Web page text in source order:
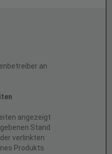
an
angezeigt
Stand
verlinkten
Produkts